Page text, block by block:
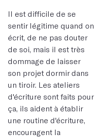
Il est difficile de se
sentir légitime quand on
écrit, de ne pas douter
de soi, mais il est très
dommage de laisser
son projet dormir dans
un tiroir. Les ateliers
d'écriture sont faits pour
ça, ils aident à établir
une routine d'écriture,
encouragent la